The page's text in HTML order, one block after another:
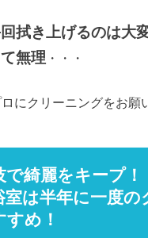
拭き上げるのは大
無理 ・・・
にクリーニングをお願
で綺麗をキープ！
室は半年に一度の
め！